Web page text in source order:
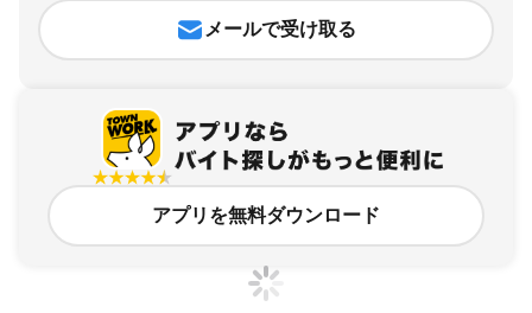
メールで受け取る
アプリを無料ダウンロード